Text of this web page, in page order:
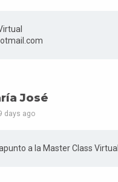
José
days ago
a la Master Class Virtual.